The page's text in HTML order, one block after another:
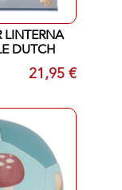
LINTERNA
DUTCH
21,95 €